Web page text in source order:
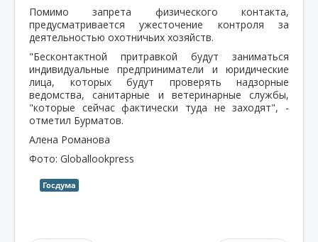
Помимо запрета физического контакта,
предусматривается ужесточение контроля за
деятельностью охотничьих хозяйств.
"Бесконтактной притравкой будут заниматься
индивидуальные предприниматели и юридические
лица, которых будут проверять надзорные
ведомства, санитарные и ветеринарные службы,
"которые сейчас фактически туда не заходят", -
отметил Бурматов.
Алена Романова
Фото: Globallookpress
Госдума